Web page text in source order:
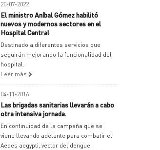
20-07-2022
El ministro Aníbal Gómez habilitó
nuevos y modernos sectores en el
Hospital Central
Destinado a diferentes servicios que
seguirán mejorando la funcionalidad del
hospital.
Leer más
04-11-2016
Las brigadas sanitarias llevarán a cabo
otra intensiva jornada.
En continuidad de la campaña que se
viene llevando adelante para combatir el
Aedes aegypti, vector del dengue,